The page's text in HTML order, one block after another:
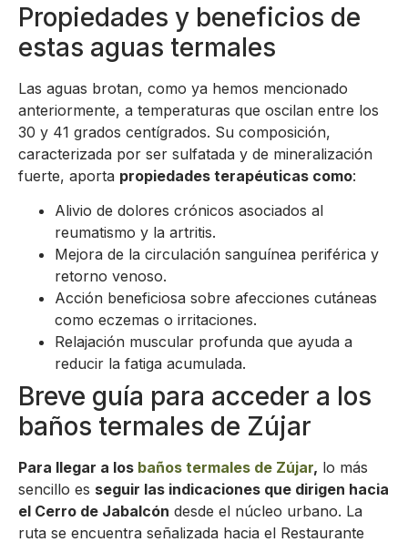
Propiedades y beneficios de
estas aguas termales
Las aguas brotan, como ya hemos mencionado
anteriormente, a temperaturas que oscilan entre los
30 y 41 grados centígrados. Su composición,
caracterizada por ser sulfatada y de mineralización
fuerte, aporta propiedades terapéuticas como:
Alivio de dolores crónicos asociados al
reumatismo y la artritis.
Mejora de la circulación sanguínea periférica y
retorno venoso.
Acción beneficiosa sobre afecciones cutáneas
como eczemas o irritaciones.
Relajación muscular profunda que ayuda a
reducir la fatiga acumulada.
Breve guía para acceder a los
baños termales de Zújar
Para llegar a los baños termales de Zújar, lo más
sencillo es seguir las indicaciones que dirigen hacia
el Cerro de Jabalcón desde el núcleo urbano. La
ruta se encuentra señalizada hacia el Restaurante